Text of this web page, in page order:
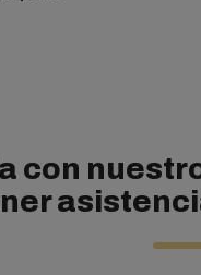
con